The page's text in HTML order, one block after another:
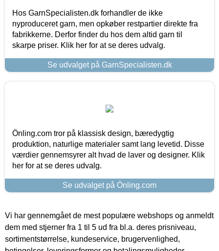
Hos GarnSpecialisten.dk forhandler de ikke
nyproduceret garn, men opkøber restpartier direkte fra
fabrikkerne. Derfor finder du hos dem altid garn til
skarpe priser. Klik her for at se deres udvalg.
Se udvalget på GarnSpecialisten.dk
Önling.com tror på klassisk design, bæredygtig
produktion, naturlige materialer samt lang levetid. Disse
værdier gennemsyrer alt hvad de laver og designer. Klik
her for at se deres udvalg.
Se udvalget på Önling.com
Vi har gennemgået de mest populære webshops og anmeldt
dem med stjerner fra 1 til 5 ud fra bl.a. deres prisniveau,
sortimentstørrelse, kundeservice, brugervenlighed,